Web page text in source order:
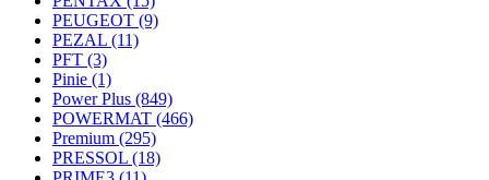
PEUGEOT (9)
PEZAL (11)
PFT (3)
Pinie (1)
Power Plus (849)
POWERMAT (466)
Premium (295)
PRESSOL (18)